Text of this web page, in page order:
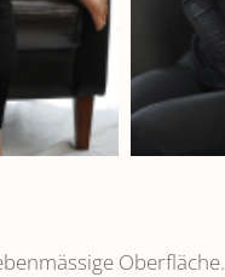
Oberfläche.